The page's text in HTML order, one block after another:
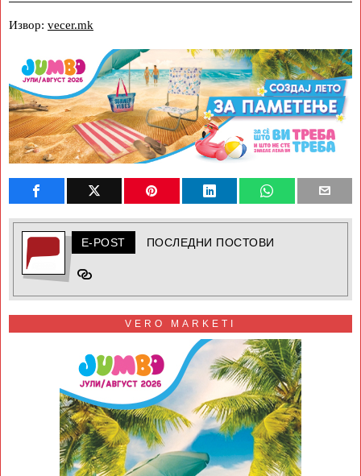
Извор: vecer.mk
E-POST ПОСЛЕДНИ ПОСТОВИ
VERO MARKETI